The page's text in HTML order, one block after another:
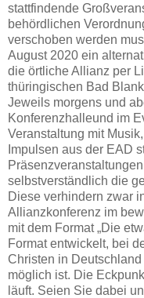
stattfindende
behördlichen
verschoben werden
August 2020 ein
die örtliche Allianz per
thüringischen Bad
Jeweils morgens und
Konferenzhalleund im
Veranstaltung mit
Impulsen aus der EAD
selbstverständlich die
Diese verhindern zwar
Allianzkonferenz im
mit dem Format „Die
Format entwickelt, bei
Christen in
möglich ist. Die
läuft. Seien Sie dabei